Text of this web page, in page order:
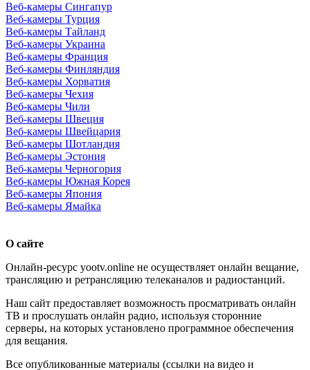
Веб-камеры Сингапур
Веб-камеры Турция
Веб-камеры Тайланд
Веб-камеры Украина
Веб-камеры Франция
Веб-камеры Финляндия
Веб-камеры Хорватия
Веб-камеры Чехия
Веб-камеры Чили
Веб-камеры Швеция
Веб-камеры Швейцария
Веб-камеры Шотландия
Веб-камеры Эстония
Веб-камеры Черногория
Веб-камеры Южная Корея
Веб-камеры Япония
Веб-камеры Ямайка
О сайте
Онлайн-ресурс yootv.online не осуществляет онлайн вещание,
трансляцию и ретрансляцию телеканалов и радиостанций.
Наш сайт предоставляет возможность просматривать онлайн
ТВ и прослушать онлайн радио, используя сторонние
серверы, на которых установлено программное обеспечения
для вещания.
Все опубликованные материалы (ссылки на видео и